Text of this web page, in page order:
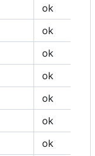
ok
ok
ok
ok
ok
ok
ok